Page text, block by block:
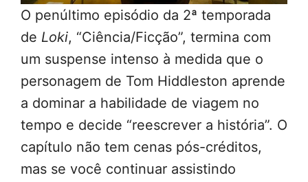
O penúltimo episódio da 2ª temporada
de Loki, “Ciência/Ficção”, termina com
um suspense intenso à medida que o
personagem de Tom Hiddleston aprende
a dominar a habilidade de viagem no
tempo e decide “reescrever a história”. O
capítulo não tem cenas pós-créditos,
mas se você continuar assistindo